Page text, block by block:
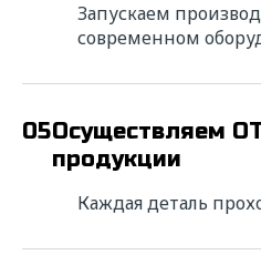
Запускаем
современном
05Осуществляем
продукции
Каждая деталь